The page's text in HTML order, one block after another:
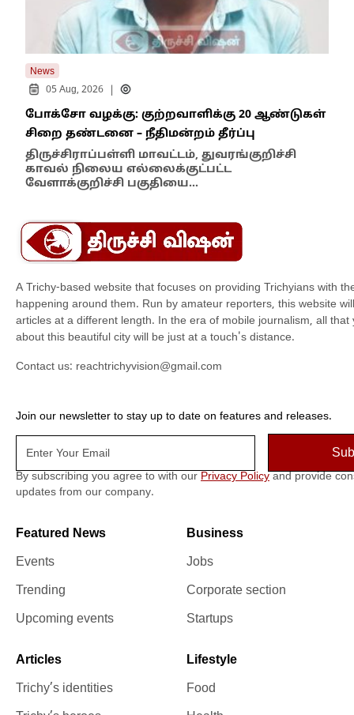
News
05 Aug, 2026
போக்சோ வழக்கு: குற்றவாளிக்கு 20 ஆண்டுகள்
சிறை தண்டனை – நீதிமன்றம் தீர்ப்பு
திருச்சிராப்பள்ளி மாவட்டம், துவரங்குறிச்சி
காவல் நிலைய எல்லைக்குட்பட்ட
வேளாக்குறிச்சி பகுதியை…
A Trichy-based website that focuses on providing Trichyians with
happening around them. Run by amateur reporters, this website
articles at a different length. In the era of mobile journalism, all that
about this beautiful city will be just at a touch's distance.
Contact us: reachtrichyvision@gmail.com
Join our newsletter to stay up to date on features and releases.
By subscribing you agree to with our Privacy Policy and provide
updates from our company.
Featured News
Events
Trending
Upcoming events
Business
Jobs
Corporate section
Startups
Articles
Trichy’s identities
Lifestyle
Food